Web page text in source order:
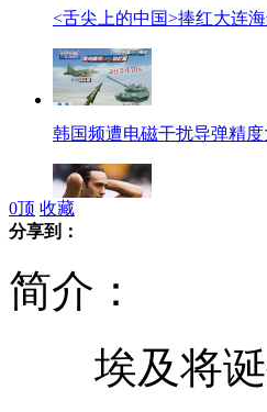
<舌尖上的中国>捧红大连
韩国频遭电磁干扰导弹精
交警爬车顶清路障 网友赞
0顶 收藏
分享到：
简介：
埃及将诞